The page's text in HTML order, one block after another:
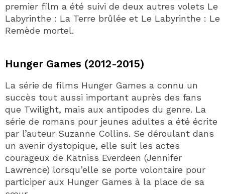
premier film a été suivi de deux autres volets Le
Labyrinthe : La Terre brûlée et Le Labyrinthe : Le
Remède mortel.
Hunger Games (2012-2015)
La série de films Hunger Games a connu un
succès tout aussi important auprès des fans
que Twilight, mais aux antipodes du genre. La
série de romans pour jeunes adultes a été écrite
par l’auteur Suzanne Collins. Se déroulant dans
un avenir dystopique, elle suit les actes
courageux de Katniss Everdeen (Jennifer
Lawrence) lorsqu’elle se porte volontaire pour
participer aux Hunger Games à la place de sa